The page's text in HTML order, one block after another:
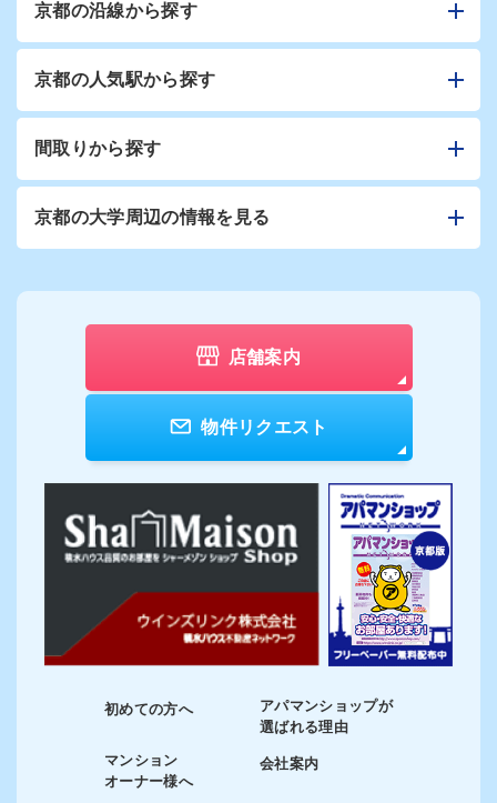
京都の沿線から探す
京都の人気駅から探す
間取りから探す
京都の大学周辺の情報を見る
店舗案内
物件リクエスト
初めての方へ
マンション
オーナー様へ
アパマンショップが
選ばれる理由
会社案内